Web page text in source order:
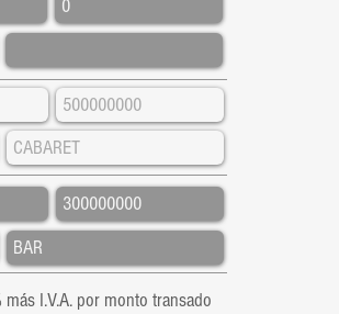
I.V.A. por monto transado